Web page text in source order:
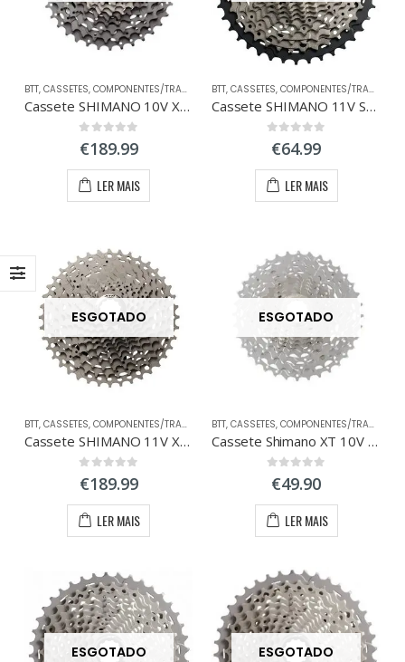
BTT, CASSETES, COMPONENTES/TRANSMISSÃO
Cassete SHIMANO 10V XTR M980
0out of 5
€189.99
LER MAIS
BTT, CASSETES, COMPONENTES/TRANSMISSÃO
Cassete SHIMANO 11V SLX M7000
out of 5
€64.99
LER MAIS
ESGOTADO
BTT, CASSETES, COMPONENTES/TRANSMISSÃO
Cassete SHIMANO 11V XTR 11-40
0out of 5
€189.99
LER MAIS
ESGOTADO
BTT, CASSETES, COMPONENTES/TRANSMISSÃO
Cassete Shimano XT 10V CS-M771 11-36
out of 5
€49.90
LER MAIS
ESGOTADO ESGOTADO